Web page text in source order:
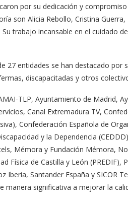
por su dedicación y
son Alicia Rebollo, Cristina Guerra,
trabajo incansable en el cuidado
27 entidades se han destacado por
discapacitadas y otros
TLP, Ayuntamiento de Madrid,
Canal Extremadura TV,
Confederación Española de
y la Dependencia
Mémora y Fundación Mémora,
Física de Castilla y León (PREDIF),
Iberia, Santander España y SICOR
manera significativa a mejorar la